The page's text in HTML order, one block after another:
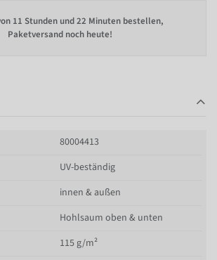
11 Stunden und 22 Minuten bestellen,
Paketversand noch heute!
80004413
UV-beständig
innen & außen
Hohlsaum oben & unten
115 g/m²